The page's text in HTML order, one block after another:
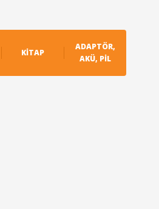
KITAP
ADAPTÖR,
AKÜ, PIL